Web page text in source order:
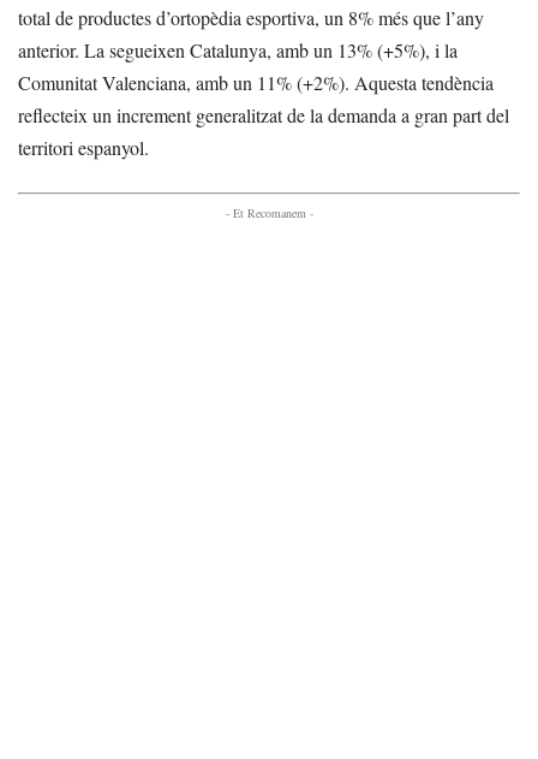
total de productes d’ortopèdia esportiva, un 8% més que l’any
anterior. La segueixen Catalunya, amb un 13% (+5%), i la
Comunitat Valenciana, amb un 11% (+2%). Aquesta tendència
reflecteix un increment generalitzat de la demanda a gran part del
territori espanyol.
- Et Recomanem -